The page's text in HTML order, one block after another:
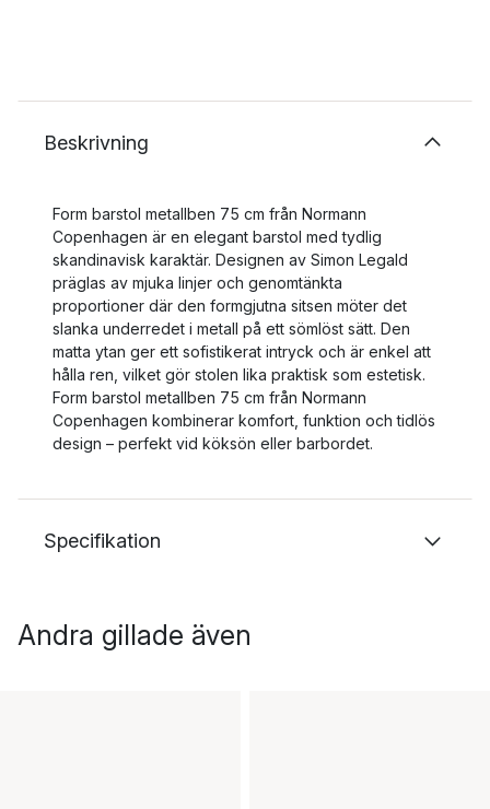
Beskrivning
Form barstol metallben 75 cm från Normann
Copenhagen är en elegant barstol med tydlig
skandinavisk karaktär. Designen av Simon Legald
präglas av mjuka linjer och genomtänkta
proportioner där den formgjutna sitsen möter det
slanka underredet i metall på ett sömlöst sätt. Den
matta ytan ger ett sofistikerat intryck och är enkel att
hålla ren, vilket gör stolen lika praktisk som estetisk.
Form barstol metallben 75 cm från Normann
Copenhagen kombinerar komfort, funktion och tidlös
design – perfekt vid köksön eller barbordet.
Specifikation
Andra gillade även